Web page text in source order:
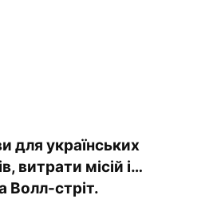
для українських
витрати місій і…
Волл-стріт.